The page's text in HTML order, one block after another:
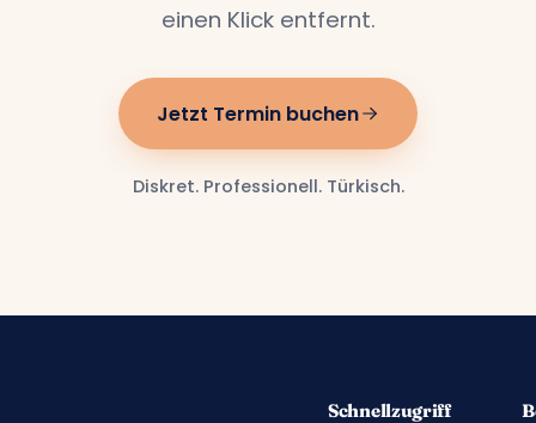
einen Klick entfernt.
Jetzt Termin buchen
Diskret. Professionell. Türkisch.
Schnellzugriff